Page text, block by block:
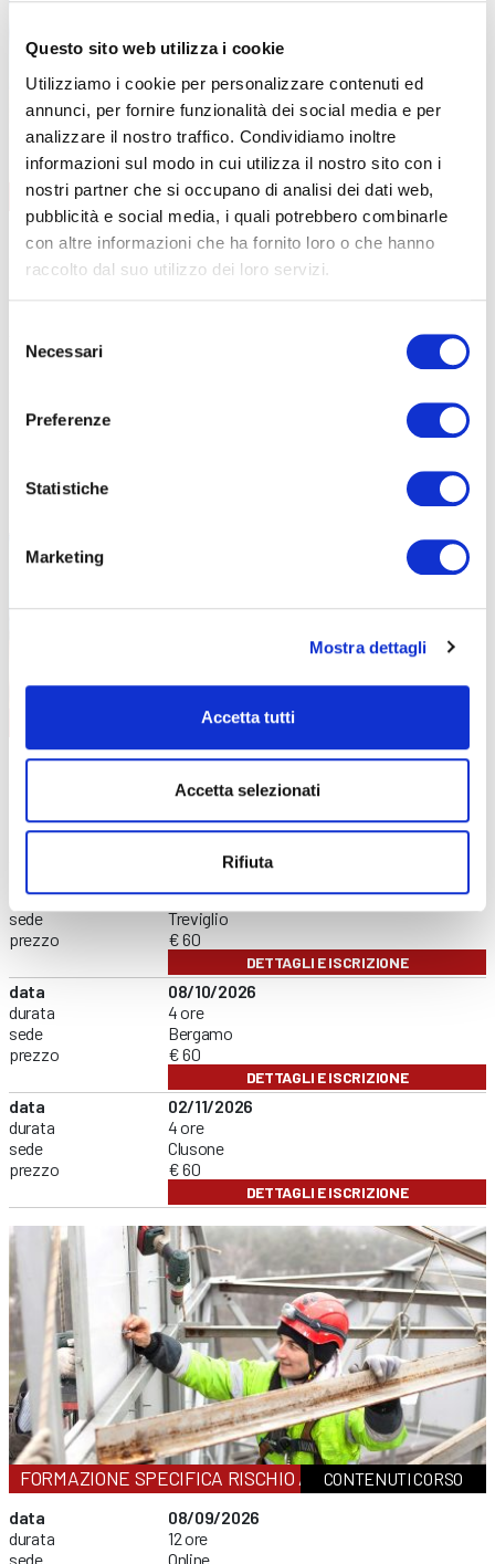
Questo sito web utilizza i cookie
Utilizziamo i cookie per personalizzare contenuti ed
annunci, per fornire funzionalità dei social media e per
analizzare il nostro traffico. Condividiamo inoltre
informazioni sul modo in cui utilizza il nostro sito con i
nostri partner che si occupano di analisi dei dati web,
pubblicità e social media, i quali potrebbero combinarle
con altre informazioni che ha fornito loro o che hanno
raccolto dal suo utilizzo dei loro servizi.
delNecessari
Preferenze
Statistiche
Marketing
Mostra dettagli
Accetta tutti
Accetta selezionati
Rifiuta
AGGIORNAMENTO
CONTENUTI CORSO
durata
sede
prezzo
08/09/2026
6 ore
Curno
data
prezzo
FORMAZIONE GENERALE
data
prezzo
02/09/2026
4 ore
Online
€ 60
durata
sede
prezzo
21/09/2026
4 ore
Treviglio
€ 60
DETTAGLI E ISCRIZIONE
data
durata
sede
prezzo
08/10/2026
4 ore
Bergamo
€ 60
DETTAGLI E ISCRIZIONE
data
durata
sede
prezzo
02/11/2026
4 ore
Clusone
€ 60
DETTAGLI E ISCRIZIONE
FORMAZIONE SPECIFICA RISCHIO ALTOCONTENUTI CORSO
data
durata
sede
08/09/2026
12 ore
Online